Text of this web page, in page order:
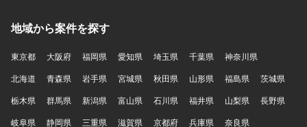
地域から案件を探す
東京都 大阪府 福岡県 愛知県 埼玉県 千葉県
神奈川県
北海道
青森県 岩手県 宮城県 秋田県 山形県 福島県
茨城県
栃木県
群馬県 新潟県 富山県 石川県 福井県 山梨県
長野県
岐阜県
静岡県 三重県 滋賀県 京都府 兵庫県 奈良県